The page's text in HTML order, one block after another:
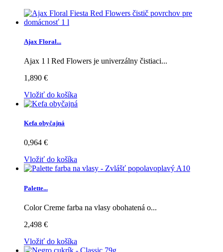
Ajax Floral...
Ajax 1 l Red Flowers je univerzálny čistiaci...
1,890 €
Vložiť do košíka
Kefa obyčajná
0,964 €
Vložiť do košíka
Palette...
Color Creme farba na vlasy obohatená o...
2,498 €
Vložiť do košíka